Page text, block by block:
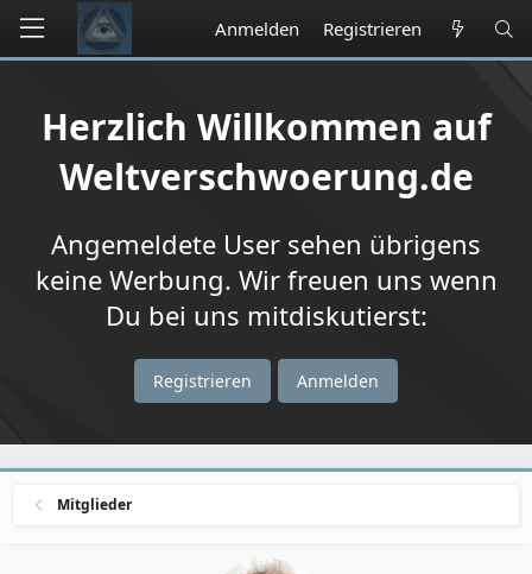
Anmelden Registrieren
Herzlich Willkommen auf
Weltverschwoerung.de
Angemeldete User sehen übrigens
keine Werbung. Wir freuen uns wenn
Du bei uns mitdiskutierst:
Registrieren Anmelden
Mitglieder